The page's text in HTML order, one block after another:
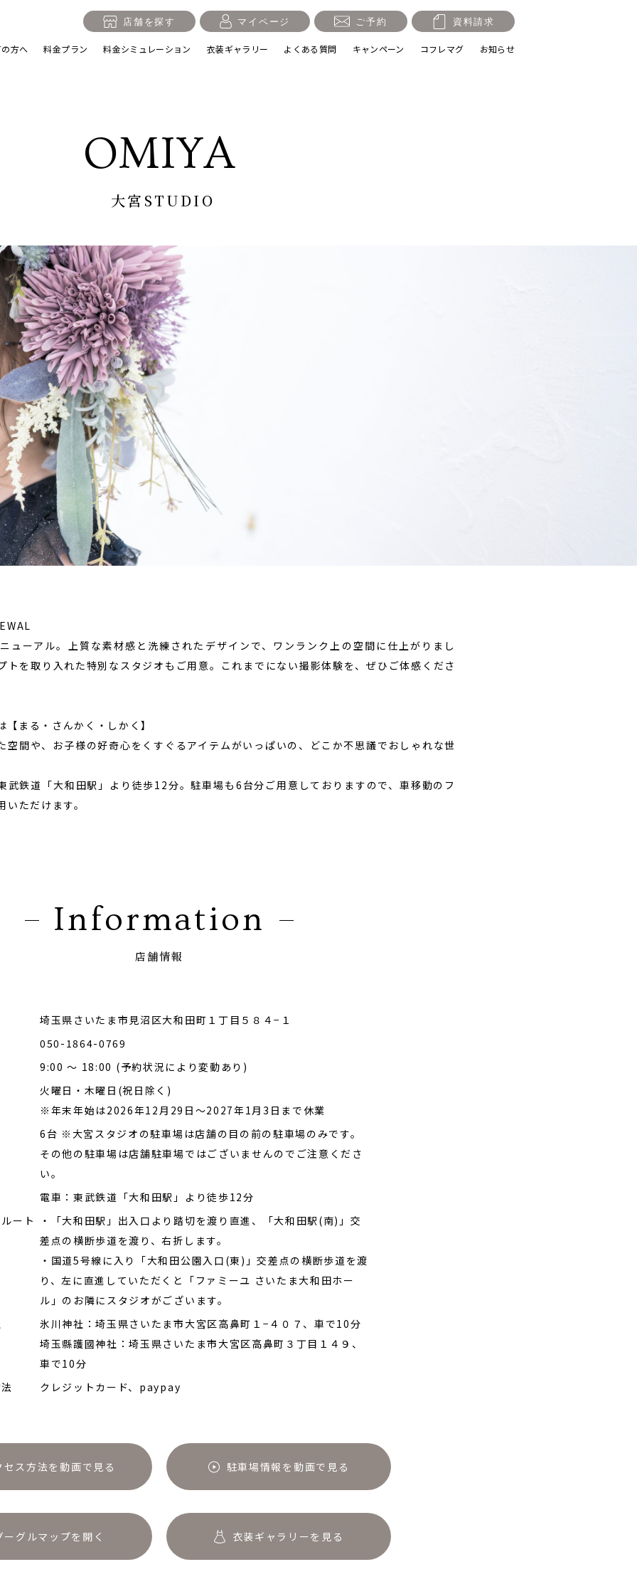
店舗を探す マイページ ご予約 資料請求
方へ 料金プラン
入学・卒業記念 1/2成人式・十歳の祝い
誕生日 100日祝い・お食い初め
ビーフ リピーター様専用
料金シミュレーション 衣装ギャラリー よくある質問 キャンペーン コフレマグ お知らせ
OMIYA
大宮STUDIO
ューアル。上質な素材感と洗練されたデザインで、ワンランク上の空間に仕上がりまし
トを取り入れた特別なスタジオもご用意。これまでにない撮影体験を、ぜひご体感くださ
まる・さんかく・しかく】
空間や、お子様の好奇心をくすぐるアイテムがいっぱいの、どこか不思議でおしゃれな世
武鉄道「大和田駅」より徒歩12分。駐車場も6台分ご用意しておりますので、車移動のフ
ただけます。
Information
店舗情報
埼玉県さいたま市見沼区大和田町１丁目５８４−１
050-1864-0769
9:00 ～ 18:00 (予約状況により変動あり)
火曜日・木曜日(祝日除く)
※年末年始は2026年12月29日～2027年1月3日まで休業
6台 ※大宮スタジオの駐車場は店舗の目の前の駐車場のみです。
その他の駐車場は店舗駐車場ではございませんのでご注意くださ
い。
電車：東武鉄道「大和田駅」より徒歩12分
ート
・「大和田駅」出入口より踏切を渡り直進、「大和田駅(南)」交
差点の横断歩道を渡り、右折します。
・国道5号線に入り「大和田公園入口(東)」交差点の横断歩道を渡
り、左に直進していただくと「ファミーユ さいたま大和田ホー
ル」のお隣にスタジオがございます。
氷川神社：埼玉県さいたま市大宮区高鼻町１−４０７、車で10分
埼玉縣護國神社：埼玉県さいたま市大宮区高鼻町３丁目１４９、
車で10分
クレジットカード、paypay
セス方法を動画で見る 駐車場情報を動画で見る
ーグルマップを開く 衣装ギャラリーを見る